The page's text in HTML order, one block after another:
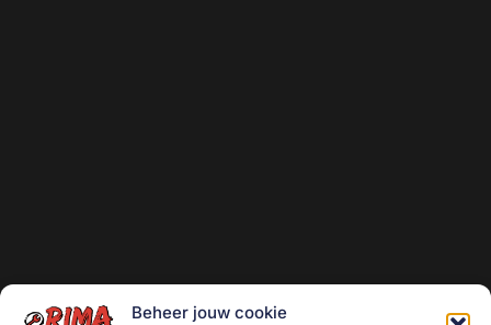
Beheer jouw cookie